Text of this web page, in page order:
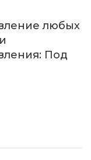
любых
Под